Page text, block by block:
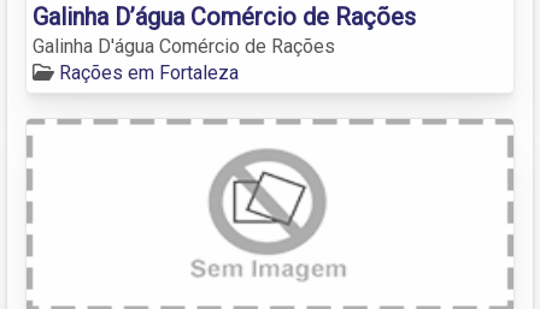
Galinha D’água Comércio de Rações
Galinha D'água Comércio de Rações
Rações em Fortaleza